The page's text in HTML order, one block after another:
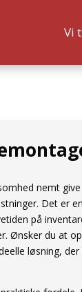
Vi
nemt
Det er
på
Ønsker du at
løsning,